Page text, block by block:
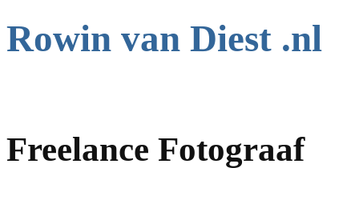
Rowin van Diest .nl
Freelance Fotograaf